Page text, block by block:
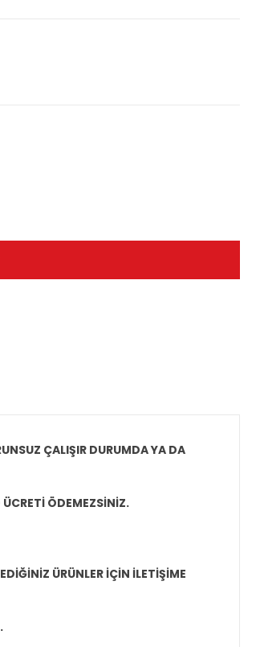
ÇALIŞIR DURUMDA YA DA
ÖDEMEZSİNİZ.
ÜRÜNLER İÇİN İLETİŞİME